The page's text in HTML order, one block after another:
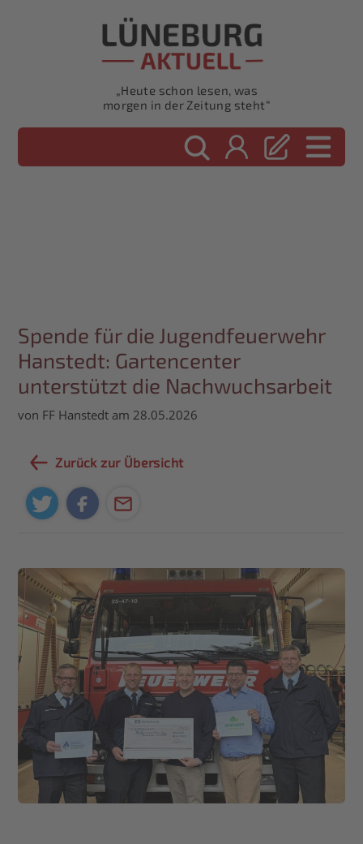
„Heute schon lesen, was
morgen in der Zeitung steht“
Spende für die Jugendfeuerwehr
Hanstedt: Gartencenter
unterstützt die Nachwuchsarbeit
von FF Hanstedt am 28.05.2026
Zurück zur Übersicht